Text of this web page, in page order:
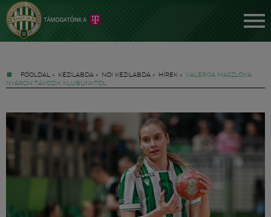
FŐOLDAL » KÉZILABDA » NŐI KÉZILABDA » HÍREK » VALERIJA MASZLOVA
NYÁRON TÁVOZIK KLUBUNKTÓL
FM YouTube +